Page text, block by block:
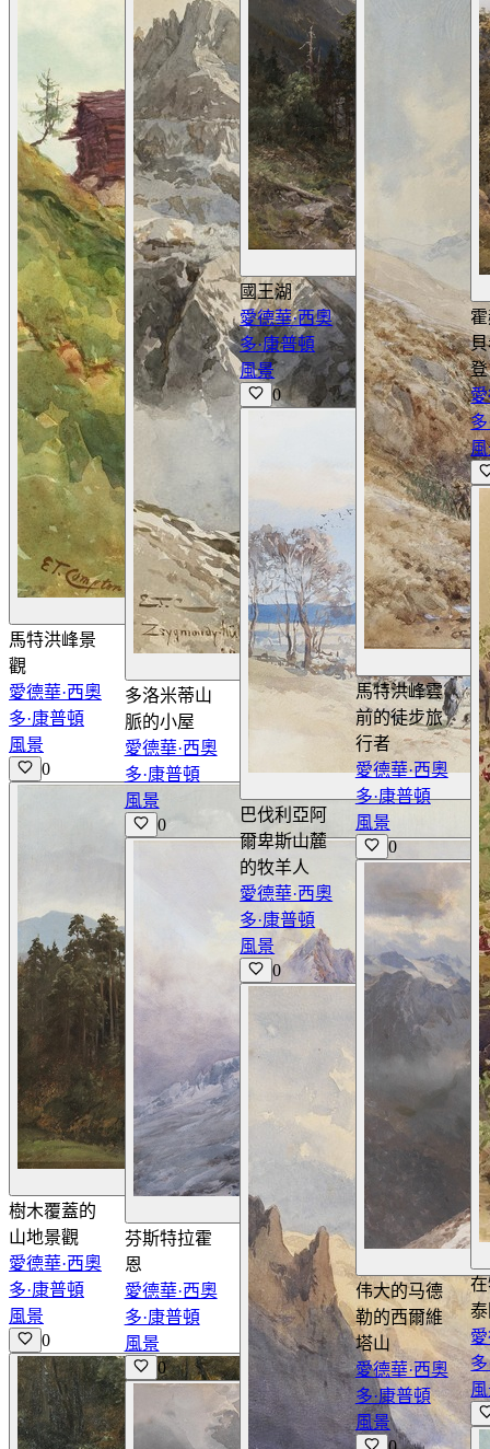
查看詳情
馬特洪峰景
觀
愛德華·西奧
多·康普頓
風景
0
樹木覆蓋的
山地景觀
愛德華·西奧
多·康普頓
風景
0
多洛米蒂山
脈的小屋
愛德華·西奧
多·康普頓
風景
0
查看詳情
芬斯特拉霍
恩
愛德華·西奧
多·康普頓
風景
0
國王湖
愛德華·西奧
多·康普頓
風景
0
巴伐利亞阿
爾卑斯山麓
的牧羊人
愛德華·西奧
多·康普頓
風景
0
馬特洪峰雲
前的徒步旅
行者
愛德華·西奧
多·康普頓
風景
0
伟大的马德
勒的西爾維
塔山
愛德華·西奧
多·康普頓
風景
登